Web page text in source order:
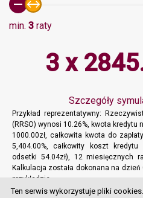
min. 3 raty
3 x
Szczegóły
Przykład reprezentatywny:
(RRSO) wynosi 10.26%, kwota
1000.00zł, całkowita kwota do
5,404.00%, całkowity koszt
odsetki 54.04zł), 12 miesięcznych
Kalkulacja została dokonana na
przykładzie.
Ten serwis wykorzystuje pliki